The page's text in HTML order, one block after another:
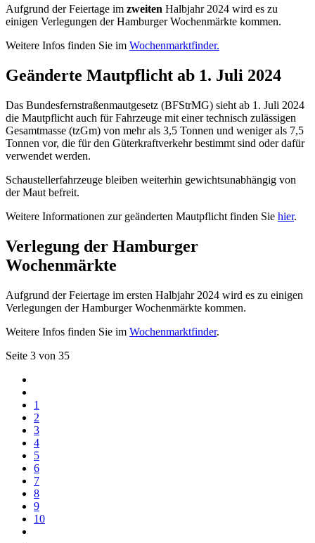
Aufgrund der Feiertage im zweiten Halbjahr 2024 wird es zu
einigen Verlegungen der Hamburger Wochenmärkte kommen.
Weitere Infos finden Sie im Wochenmarktfinder.
Geänderte Mautpflicht ab 1. Juli 2024
Das Bundesfernstraßenmautgesetz (BFStrMG) sieht ab 1. Juli 2024
die Mautpflicht auch für Fahrzeuge mit einer technisch zulässigen
Gesamtmasse (tzGm) von mehr als 3,5 Tonnen und weniger als 7,5
Tonnen vor, die für den Güterkraftverkehr bestimmt sind oder dafür
verwendet werden.
Schaustellerfahrzeuge bleiben weiterhin gewichtsunabhängig von
der Maut befreit.
Weitere Informationen zur geänderten Mautpflicht finden Sie hier.
Verlegung der Hamburger
Wochenmärkte
Aufgrund der Feiertage im ersten Halbjahr 2024 wird es zu einigen
Verlegungen der Hamburger Wochenmärkte kommen.
Weitere Infos finden Sie im Wochenmarktfinder.
Seite 3 von 35
1
2
3
4
5
6
7
8
9
10